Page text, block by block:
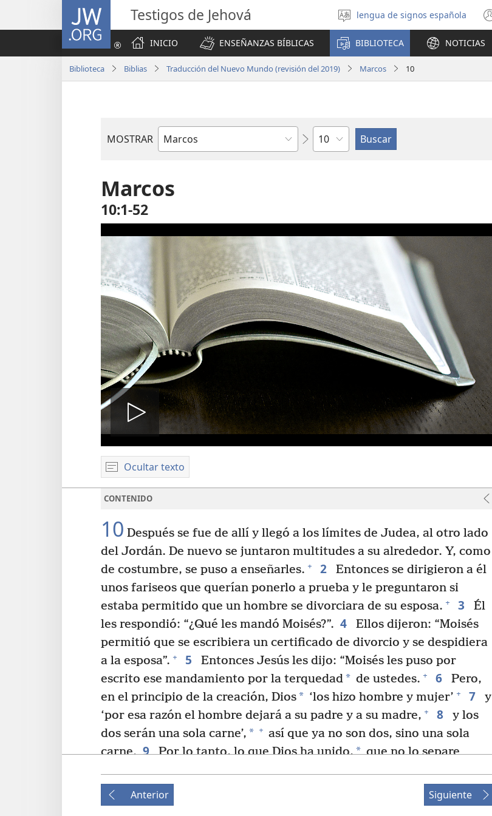
JW.ORG Testigos de Jehová
Seleccionar
idioma
lengua de signos española
INICIO
ENSEÑANZAS BÍBLICAS BIBLIOTECA NOTICIAS
Biblioteca Biblias Traducción del Nuevo Mundo (revisión del 2019) Marcos 10
MOSTRAR
Libro
Biblia
Capítulo
Marcos
10:1-52
Reproducir
video
Ocultar texto
CONTENIDO
10 Después se fue de allí y llegó a los límites de Judea, al otro lado
del Jordán. De nuevo se juntaron multitudes a su alrededor. Y, como
de costumbre, se puso a enseñarles. + 2
Entonces se dirigieron a él
unos fariseos que querían ponerlo a prueba y le preguntaron si
estaba permitido que un hombre se divorciara de su esposa. + 3
Él
les respondió: “¿Qué les mandó Moisés?”. 4
Ellos dijeron: “Moisés
permitió que se escribiera un certificado de divorcio y se despidiera
a la esposa”. + 5
Entonces Jesús les dijo: “Moisés les puso por
escrito ese mandamiento por la terquedad* de ustedes. + 6
Pero,
en el principio de la creación, Dios* ‘los hizo hombre y mujer’ + 7
y
‘por esa razón el hombre dejará a su padre y a su madre, + 8
y los
dos serán una sola carne’, * + así que ya no son dos, sino una sola
carne. 9 Por lo tanto, lo que Dios ha unido,*que no lo separe
discípulos se pusieron a preguntarle sobre este asunto.
11 Él les
dijo: “Todo el que se divorcie de su esposa y se case con otra comete
Anterior Siguiente